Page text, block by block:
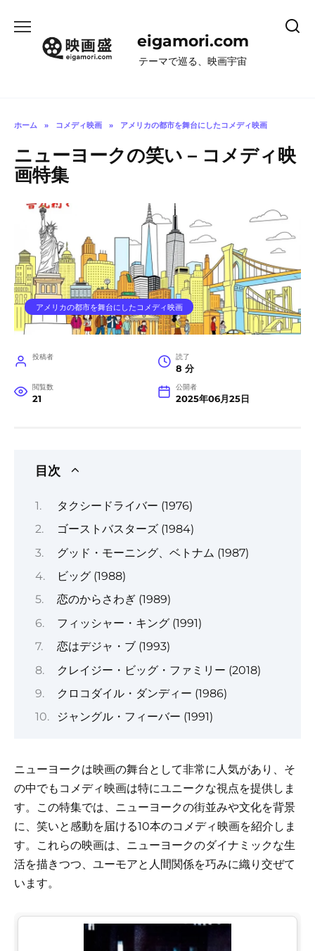
eigamori.com
テーマで巡る、映画宇宙
ホーム » コメディ映画 » アメリカの都市を舞台にしたコメディ映画
ニューヨークの笑い – コメディ映
画特集
アメリカの都市を舞台にしたコメディ映画
投稿者 読了
8 分
閲覧数
21
公開者
2025年06月25日
目次
タクシードライバー (1976)
ゴーストバスターズ (1984)
グッド・モーニング、ベトナム (1987)
ビッグ (1988)
恋のからさわぎ (1989)
フィッシャー・キング (1991)
恋はデジャ・ブ (1993)
クレイジー・ビッグ・ファミリー (2018)
クロコダイル・ダンディー (1986)
ジャングル・フィーバー (1991)
ニューヨークは映画の舞台として非常に人気があり、そ
の中でもコメディ映画は特にユニークな視点を提供しま
す。この特集では、ニューヨークの街並みや文化を背景
に、笑いと感動を届ける10本のコメディ映画を紹介しま
す。これらの映画は、ニューヨークのダイナミックな生
活を描きつつ、ユーモアと人間関係を巧みに織り交ぜて
います。